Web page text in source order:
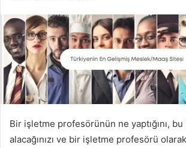
Bir işletme profesörünün ne yaptığını, bu
alacağınızı ve bir işletme profesörü